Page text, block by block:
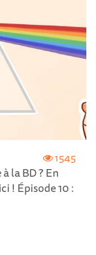
1545
la BD ? En
! Épisode 10 :